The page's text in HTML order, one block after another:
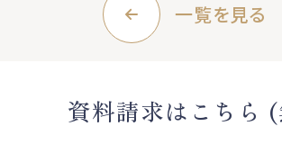
一覧を見る
資料請求はこちら